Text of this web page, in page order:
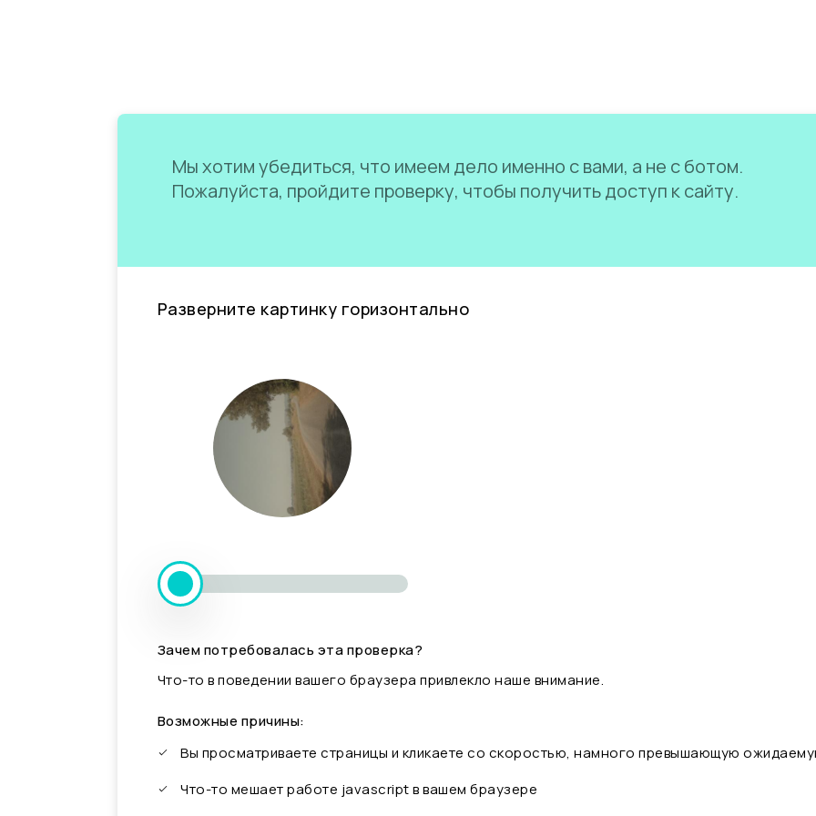
Мы хотим убедиться, что имеем дело именно с вами, а не с ботом.
Пожалуйста, пройдите проверку, чтобы получить доступ к сайту.
Разверните картинку горизонтально
Зачем потребовалась эта проверка?
Что-то в поведении вашего браузера привлекло наше внимание.
Возможные причины:
Вы просматриваете страницы и кликаете со скоростью, намного превышающую
Что-то мешает работе javascript в вашем браузере